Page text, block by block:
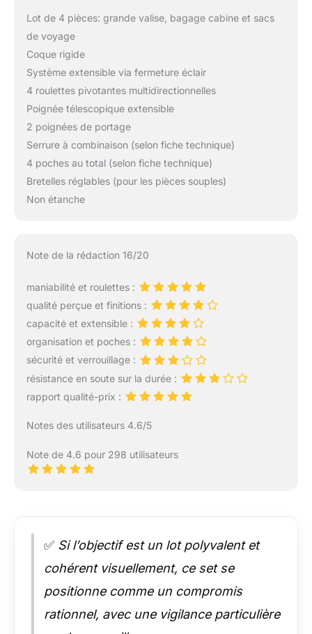
Lot de 4 pièces: grande valise, bagage cabine et sacs
de voyage
Coque rigide
Système extensible via fermeture éclair
4 roulettes pivotantes multidirectionnelles
Poignée télescopique extensible
2 poignées de portage
Serrure à combinaison (selon fiche technique)
4 poches au total (selon fiche technique)
Bretelles réglables (pour les pièces souples)
Non étanche
Note de la rédaction 16/20
maniabilité et roulettes :
qualité perçue et finitions :
capacité et extensible :
organisation et poches :
sécurité et verrouillage :
résistance en soute sur la durée :
rapport qualité-prix :
Notes des utilisateurs 4.6/5
Note de 4.6 pour 298 utilisateurs
✅ Si l’objectif est un lot polyvalent et
cohérent visuellement, ce set se
positionne comme un compromis
rationnel, avec une vigilance particulière